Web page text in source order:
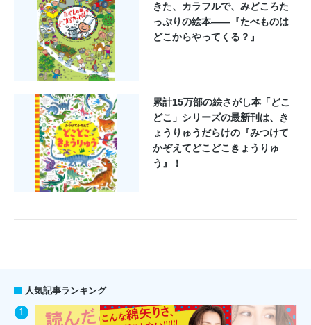
きた、カラフルで、みどころた
っぷりの絵本――『たべものは
どこからやってくる？』
累計15万部の絵さがし本「どこ
どこ」シリーズの最新刊は、き
ょうりゅうだらけの『みつけて
かぞえてどこどこきょうりゅ
う』！
人気記事ランキング